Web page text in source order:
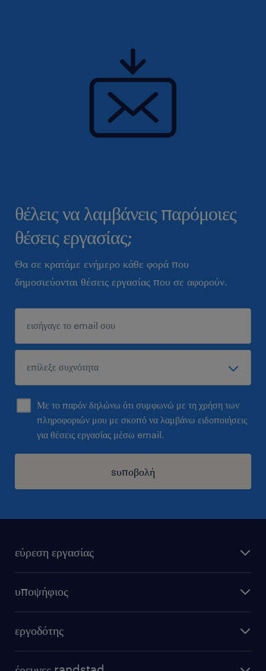
θέλεις να λαμβάνεις παρόμοιες
θέσεις εργασίας;
Θα σε κρατάμε ενήμερο κάθε φορά που
δημοσιεύονται θέσεις εργασίας που σε αφορούν.
Με το παρόν δηλώνω ότι συμφωνώ με τη χρήση των
πληροφοριών μου με σκοπό να λαμβάνω ειδοποιήσεις
για θέσεις εργασίας μέσω email.
sυποβολή
εύρεση εργασίας
εξ αποστάσεως εργασία
υποψήφιος
συμβουλές καριέρας
εργοδότης